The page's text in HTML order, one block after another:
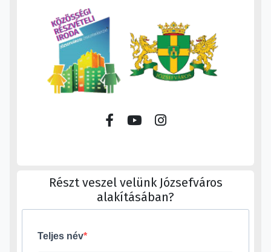
Részt veszel velünk Józsefváros
alakításában?
Teljes név